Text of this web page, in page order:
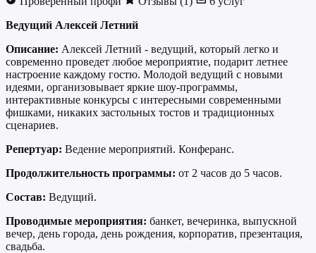
Ведущий Алексей Летний
Описание: Алексей Летний - ведущий, который легко и
современно проведет любое мероприятие, подарит летнее
настроение каждому гостю. Молодой ведущий с новыми
идеями, организовывает яркие шоу-программы,
интерактивные конкурсы с интересными современными
фишками, никаких застольных тостов и традиционных
сценариев.
Репертуар: Ведение мероприятий. Конферанс.
Продолжительность программы: от 2 часов до 5 часов.
Состав: Ведущий.
Проводимые мероприятия: банкет, вечеринка, выпускной
вечер, день города, день рождения, корпоратив, презентация,
свадьба.